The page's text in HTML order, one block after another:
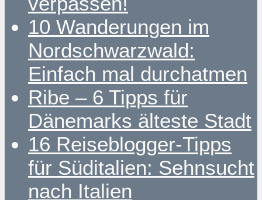
10 Wanderungen im
Nordschwarzwald:
Einfach mal durchatmen
Ribe – 6 Tipps für
Dänemarks älteste Stadt
16 Reiseblogger-Tipps
für Süditalien: Sehnsucht
nach Italien